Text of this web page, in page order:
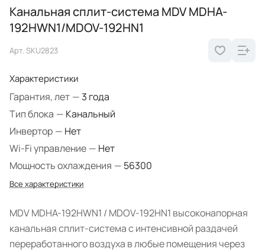
Канальная сплит-система MDV MDHA-
192HWN1/MDOV-192HN1
Арт. SKU2823
Характеристики
Гарантия, лет — 3 года
Тип блока — Канальный
Инвертор — Нет
Wi-Fi управление — Нет
Мощность охлаждения — 56300
Все характеристики
MDV MDHA-192HWN1 / MDOV-192HN1 высоконапорная
канальная сплит-система с интенсивной раздачей
переработанного воздуха в любые помещения через